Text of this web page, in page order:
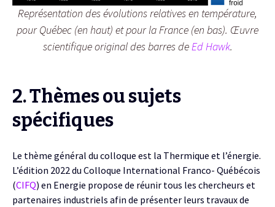
Représentation des évolutions relatives en température,
pour Québec (en haut) et pour la France (en bas). Œuvre
scientifique original des barres deEd Hawk.
2. Thèmes ou sujets
spécifiques
Le thème général du colloque est la Thermique et l’énergie.
L’édition 2022 du Colloque International Franco- Québécois
(CIFQ) en Energie propose de réunir tous les chercheurs et
partenaires industriels afin de présenter leurs travaux de